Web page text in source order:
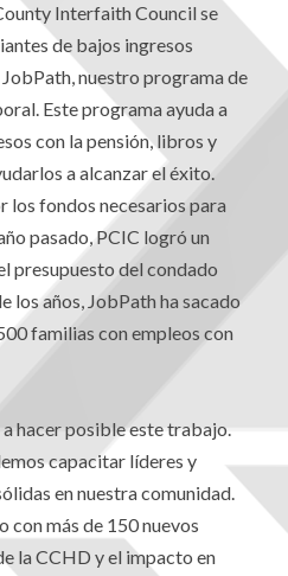
Interfaith Council se
de bajos ingresos
nuestro programa de
Este programa ayuda a
con la pensión, libros y
a alcanzar el éxito.
los fondos necesarios para
pasado, PCIC logró un
presupuesto del condado
los años, JobPath ha sacado
familias con empleos con
hacer posible este trabajo.
capacitar líderes y
en nuestra comunidad.
con más de 150 nuevos
la CCHD y el impacto en